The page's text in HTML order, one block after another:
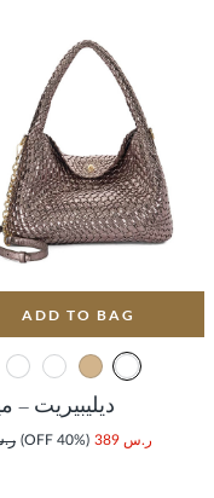
ADD TO BAG
ديليبيريت –
ر.س 389 (40% OFF)